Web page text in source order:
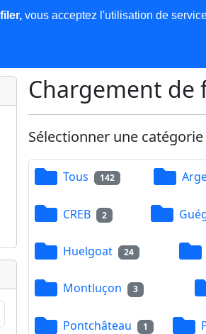
données Plus
Chargement de
Sélectionner une catégorie
Tous 142
CREB 2
Huelgoat 24
Montluçon 3
Pontchâteau 1
vous acceptez l'utilisation de